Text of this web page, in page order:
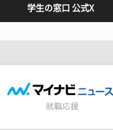
学生の窓口 公式X